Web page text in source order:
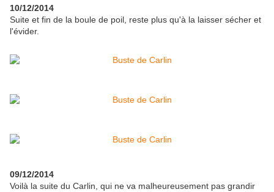
10/12/2014
Suite et fin de la boule de poil, reste plus qu'à la laisser sécher et
l'évider.
09/12/2014
Voilà la suite du Carlin, qui ne va malheureusement pas grandir